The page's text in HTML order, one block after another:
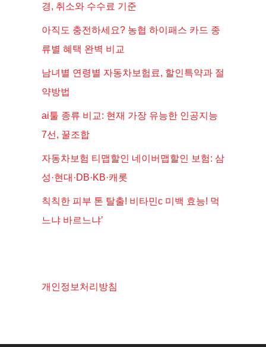
경, 취소와 수수료 기준
아직도 충전하세요? 농협 하이패스 카드 종
류별 혜택 완벽 비교
남녀별 연령별 자동차보험료, 할인특약과 절
약방법
ai툴 종류 비교: 현재 가장 유능한 인공지능
7선, 꿀조합
자동차보험 티맵할인 네이버맵할인 보험: 삼
성·현대·DB·KB·캐롯
칙칙한 피부 톤 탈출! 비타민c 미백 효능! 먹
느냐 바르느냐’
개인정보처리방침